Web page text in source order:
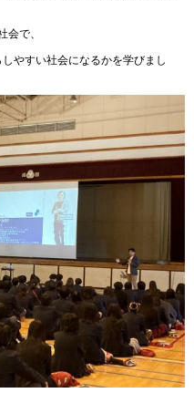
で、
やすい社会になるかを学びまし